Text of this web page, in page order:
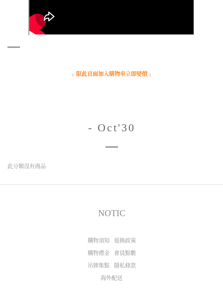
↓ 限此頁面加入購物車立即變價 ↓
- Oct'30
此分類沒有商品
NOTIC
購物須知 退換政策
購物禮金 會員點數
吊牌集點 隱私條款
海外配送